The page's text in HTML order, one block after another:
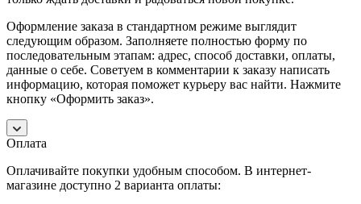
Оформление заказа в стандартном режиме выглядит
следующим образом. Заполняете полностью форму по
последовательным этапам: адрес, способ доставки, оплаты,
данные о себе. Советуем в комментарии к заказу написать
информацию, которая поможет курьеру вас найти. Нажмите
кнопку «Оформить заказ».
Оплата
Оплачивайте покупки удобным способом. В интернет-
магазине доступно 2 варианта оплаты: